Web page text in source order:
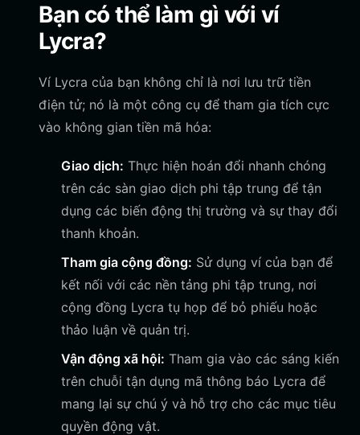
Bạn có thể làm gì với ví
Lycra?
Ví Lycra của bạn không chỉ là nơi lưu trữ tiền
điện tử; nó là một công cụ để tham gia tích cực
vào không gian tiền mã hóa:
Giao dịch: Thực hiện hoán đổi nhanh chóng
trên các sàn giao dịch phi tập trung để tận
dụng các biến động thị trường và sự thay đổi
thanh khoản.
Tham gia cộng đồng: Sử dụng ví của bạn để
kết nối với các nền tảng phi tập trung, nơi
cộng đồng Lycra tụ họp để bỏ phiếu hoặc
thảo luận về quản trị.
Vận động xã hội: Tham gia vào các sáng kiến
trên chuỗi tận dụng mã thông báo Lycra để
mang lại sự chú ý và hỗ trợ cho các mục tiêu
quyền động vật.